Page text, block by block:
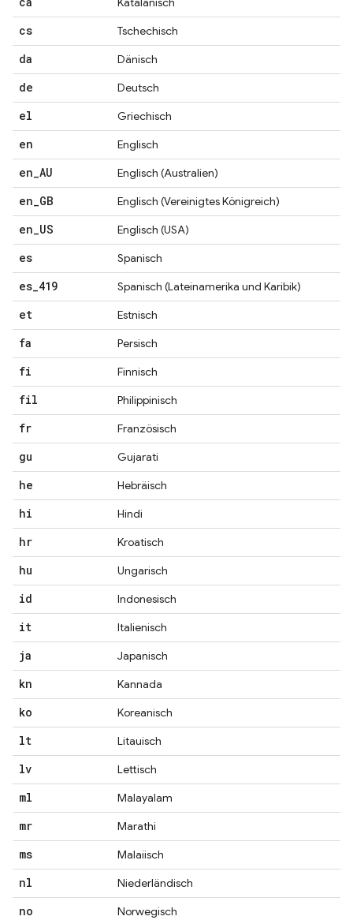
cs Tschechisch
da Dänisch
de Deutsch
el Griechisch
en Englisch
en AU Englisch (Australien)
en GB Englisch (Vereinigtes Königreich)
en US Englisch (USA)
es Spanisch
es 419 Spanisch (Lateinamerika und Karibik)
et Estnisch
fa Persisch
fi Finnisch
fil Philippinisch
fr Französisch
gu Gujarati
he Hebräisch
hi Hindi
hr Kroatisch
hu Ungarisch
id Indonesisch
it Italienisch
ja Japanisch
kn Kannada
ko Koreanisch
lt Litauisch
lv Lettisch
ml Malayalam
mr Marathi
ms Malaiisch
nl Niederländisch
no Norwegisch